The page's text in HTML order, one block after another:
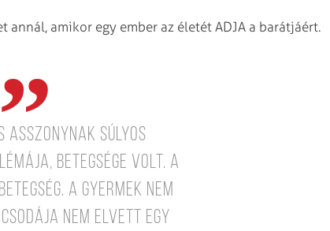
amikor egy ember az életét ADJA a barátjáért.
asszonynak súlyos
betegsége volt. A
A gyermek NEM
NEM ELVETT EGY